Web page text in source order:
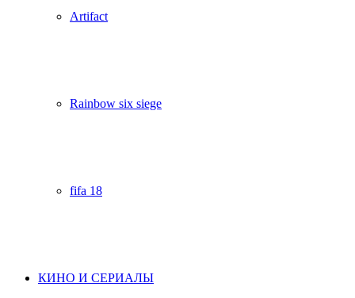
Artifact
Rainbow six siege
fifa 18
КИНО И СЕРИАЛЫ